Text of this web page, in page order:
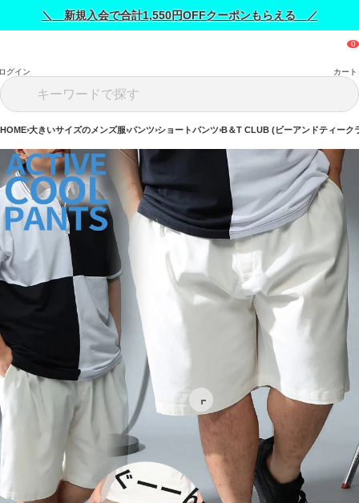
＼ 新規入会で合計1,550円OFFクーポンもらえる ／
グイン カート
HOME 大きいサイズのメンズ服 パンツ ショートパンツ B＆T CLUB (ビーアンドティーク